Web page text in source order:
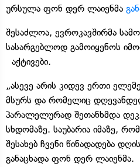
ურსულა ფონ დერ ლაიენმა
შესაძლოა, ევროკავშირმა
სასარგებლოდ გამოიყენოს
აქტივები.
„ასევე არის კიდევ ერთი
მსურს და რომელიც
პარალელურად შეთანხმდა
სხდომაზე. საუბარია იმაზე,
შესახებ ჩვენი წინადადება
განაცხადა ფონ დერ ლაიენმა.